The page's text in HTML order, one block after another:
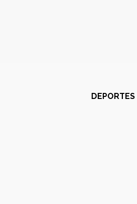
DEPORTES